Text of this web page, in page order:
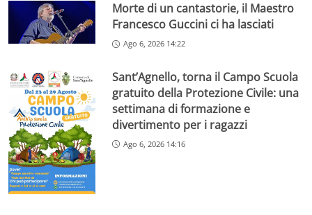
Morte di un cantastorie, il Maestro
Francesco Guccini ci ha lasciati
Ago 6, 2026 14:22
Sant’Agnello, torna il Campo Scuola
gratuito della Protezione Civile: una
settimana di formazione e
divertimento per i ragazzi
Ago 6, 2026 14:16